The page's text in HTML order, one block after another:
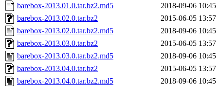
barebox-2013.01.0.tar.bz2.md5
2018-09-06 10:45
barebox-2013.02.0.tar.bz2
2015-06-05 13:57
barebox-2013.02.0.tar.bz2.md5
2018-09-06 10:45
barebox-2013.03.0.tar.bz2
2015-06-05 13:57
barebox-2013.03.0.tar.bz2.md5
2018-09-06 10:45
barebox-2013.04.0.tar.bz2
2015-06-05 13:57
barebox-2013.04.0.tar.bz2.md5
2018-09-06 10:45